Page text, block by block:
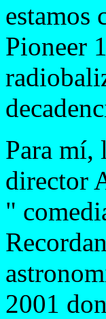
estamos
Pioneer
Para mí,
director
"
2001